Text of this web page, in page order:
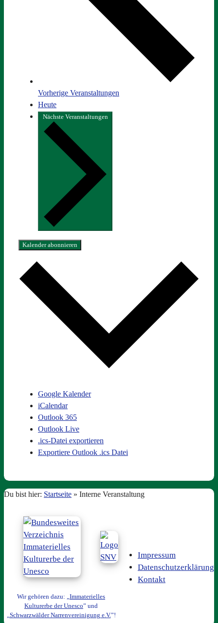
Vorherige Veranstaltungen
Heute
Nächste Veranstaltungen
Kalender abonnieren
Google Kalender
iCalendar
Outlook 365
Outlook Live
.ics-Datei exportieren
Exportiere Outlook .ics Datei
Du bist hier: Startseite » Interne Veranstaltung
Wir gehören dazu: „Immaterielles
Kulturerbe der Unesco” und
„Schwarzwälder Narrenvereinigung e.V.”!
Impressum
Datenschutzerklärung
Kontakt